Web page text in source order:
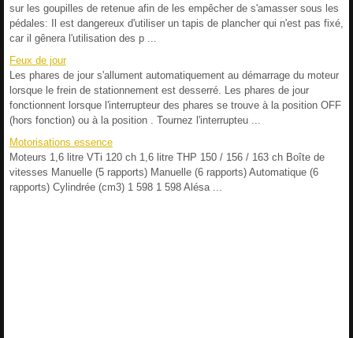
sur les goupilles de retenue afin de les empêcher de s'amasser sous les
pédales: Il est dangereux d'utiliser un tapis de plancher qui n'est pas fixé,
car il gênera l'utilisation des p ...
Feux de jour
Les phares de jour s'allument automatiquement au démarrage du moteur
lorsque le frein de stationnement est desserré. Les phares de jour
fonctionnent lorsque l'interrupteur des phares se trouve à la position OFF
(hors fonction) ou à la position . Tournez l'interrupteu ...
Motorisations essence
Moteurs 1,6 litre VTi 120 ch 1,6 litre THP 150 / 156 / 163 ch Boîte de
vitesses Manuelle (5 rapports) Manuelle (6 rapports) Automatique (6
rapports) Cylindrée (cm3) 1 598 1 598 Alésa ...